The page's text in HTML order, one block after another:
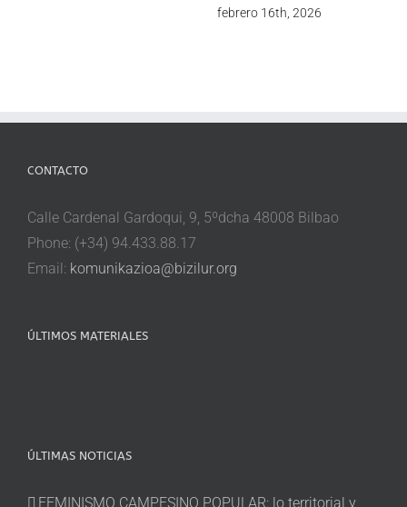
febrero 16th, 2026
CONTACTO
Calle Cardenal Gardoqui, 9, 5ºdcha 48008 Bilbao
Phone: (+34) 94.433.88.17
Email: komunikazioa@bizilur.org
ÚLTIMOS MATERIALES
ÚLTIMAS NOTICIAS
FEMINISMO CAMPESINO POPULAR: lo territorial y